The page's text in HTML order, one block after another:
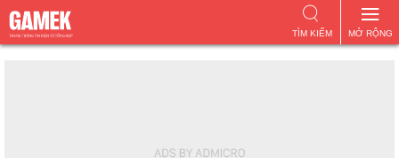
MỞ RỘNG
TÌM KIẾM